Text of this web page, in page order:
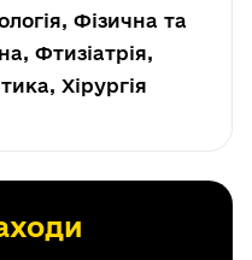
Фізична та
Фтизіатрія,
Хірургія